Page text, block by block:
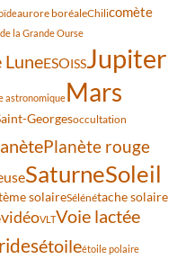
aurore boréaleChilicomète
la Grande Ourse
LuneESOISSJupiter
astronomiqueMars
Georgesoccultation
Planète rouge
SaturneSoleil
solaireSélénétache solaire
vidéoVLTVoie lactée
étoileétoile polaire